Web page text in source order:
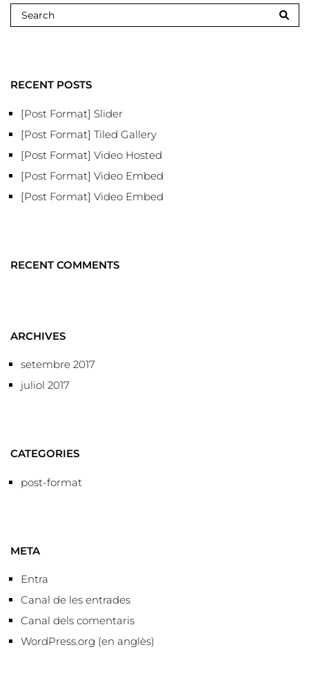
RECENT POSTS
[Post Format] Slider
[Post Format] Tiled Gallery
[Post Format] Video Hosted
[Post Format] Video Embed
[Post Format] Video Embed
RECENT COMMENTS
ARCHIVES
setembre 2017
juliol 2017
CATEGORIES
post-format
META
Entra
Canal de les entrades
Canal dels comentaris
WordPress.org (en anglès)